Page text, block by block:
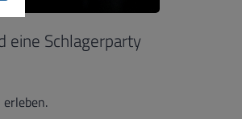
eine Schlagerparty